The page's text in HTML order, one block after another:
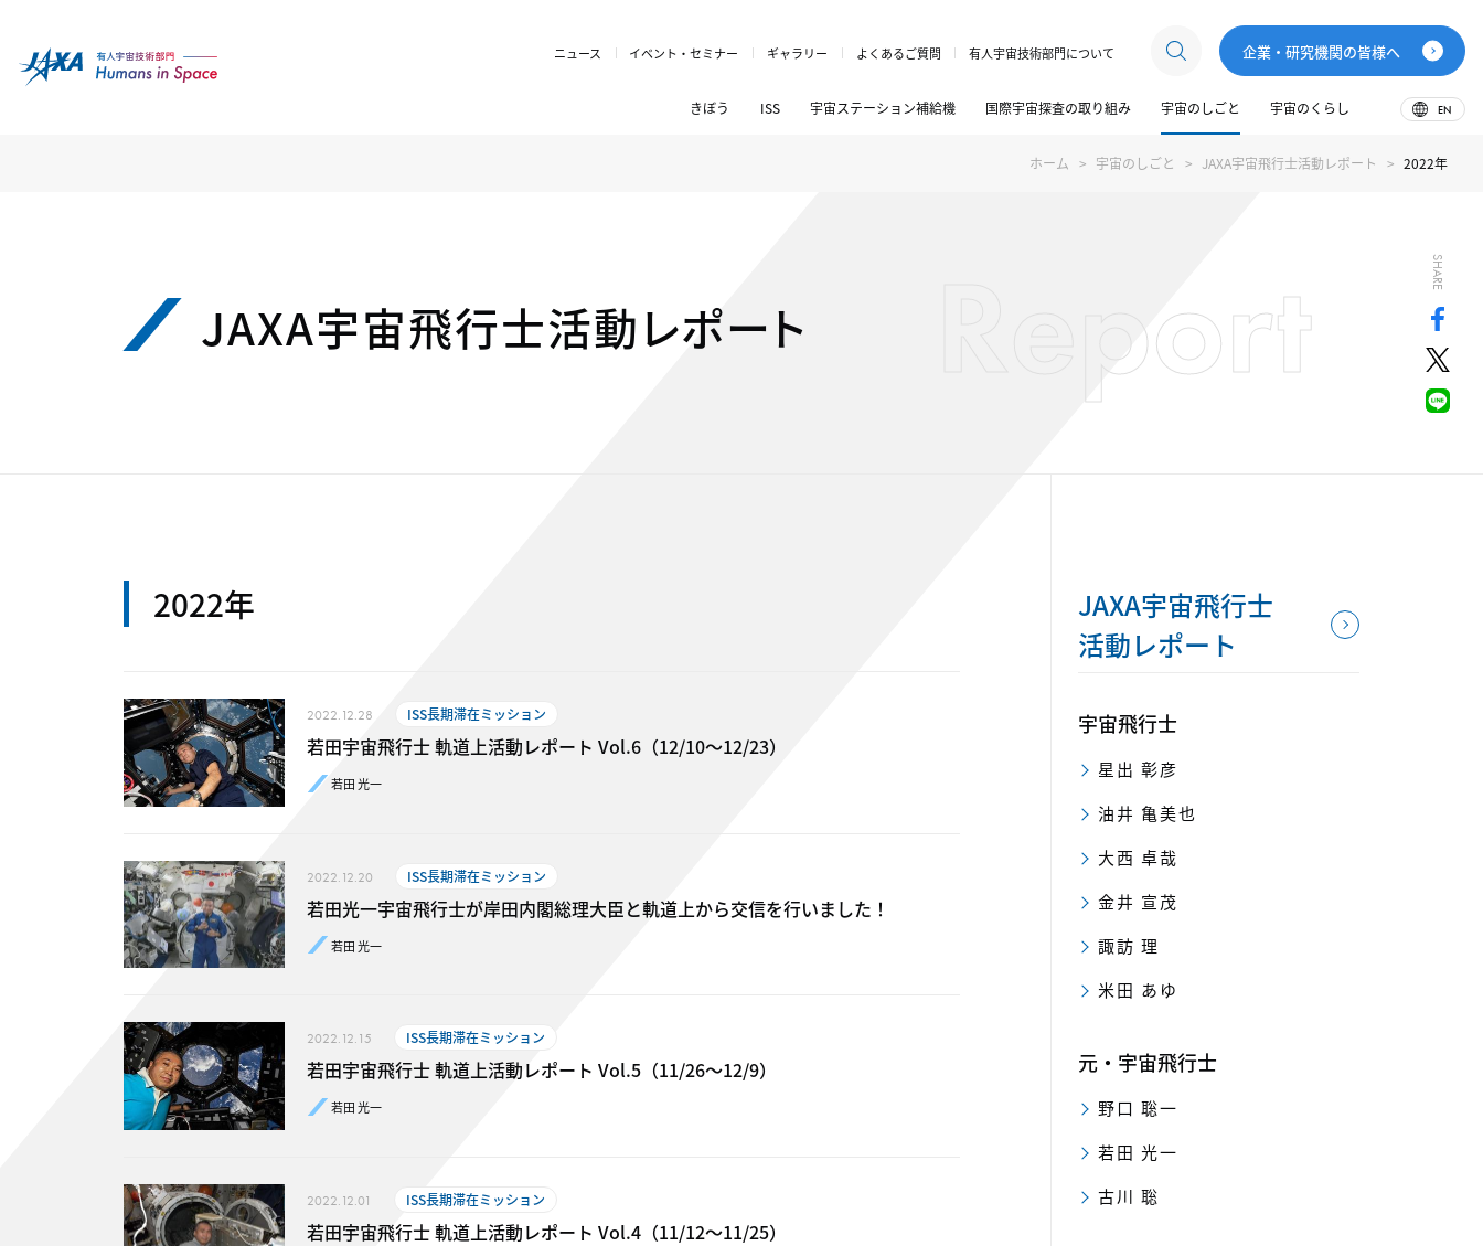
ニュース イベント・セミナー ギャラリー よくあるご質問 有人宇宙技術部門について 企業・研究機関の皆様へ
きぼう ISS 宇宙ステーション補給機 国際宇宙探査の取り組み 宇宙のしごと 宇宙のくらし EN
ホーム 宇宙のしごと JAXA宇宙飛行士活動レポート 2022年
JAXA宇宙飛行士活動レポート Report SHARE
2022年
2022.12.28 ISS長期滞在ミッション
若田宇宙飛行士 軌道上活動レポート Vol.6（12/10〜12/23）
若田 光一
2022.12.20 ISS長期滞在ミッション
若田光一宇宙飛行士が岸田内閣総理大臣と軌道上から交信を行いました！
若田 光一
2022.12.15 ISS長期滞在ミッション
若田宇宙飛行士 軌道上活動レポート Vol.5（11/26〜12/9）
若田 光一
2022.12.01 ISS長期滞在ミッション
若田宇宙飛行士 軌道上活動レポート Vol.4（11/12～11/25）
JAXA宇宙飛行士
活動レポート
宇宙飛行士
星出 彰彦
油井 亀美也
大西 卓哉
金井 宣茂
諏訪 理
米田 あゆ
元・宇宙飛行士
野口 聡一
若田 光一
古川 聡